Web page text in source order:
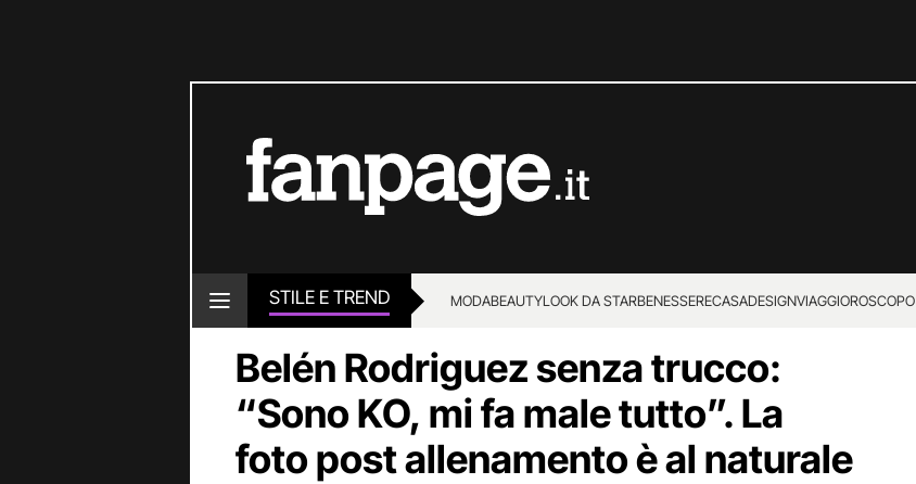
STILE E TREND MODABEAUTYLOOK DA STARBENESSERECASADESIGNVIAGGIOROSCOPO
Belén Rodriguez senza trucco:
“Sono KO, mi fa male tutto”. La
foto post allenamento è al naturale